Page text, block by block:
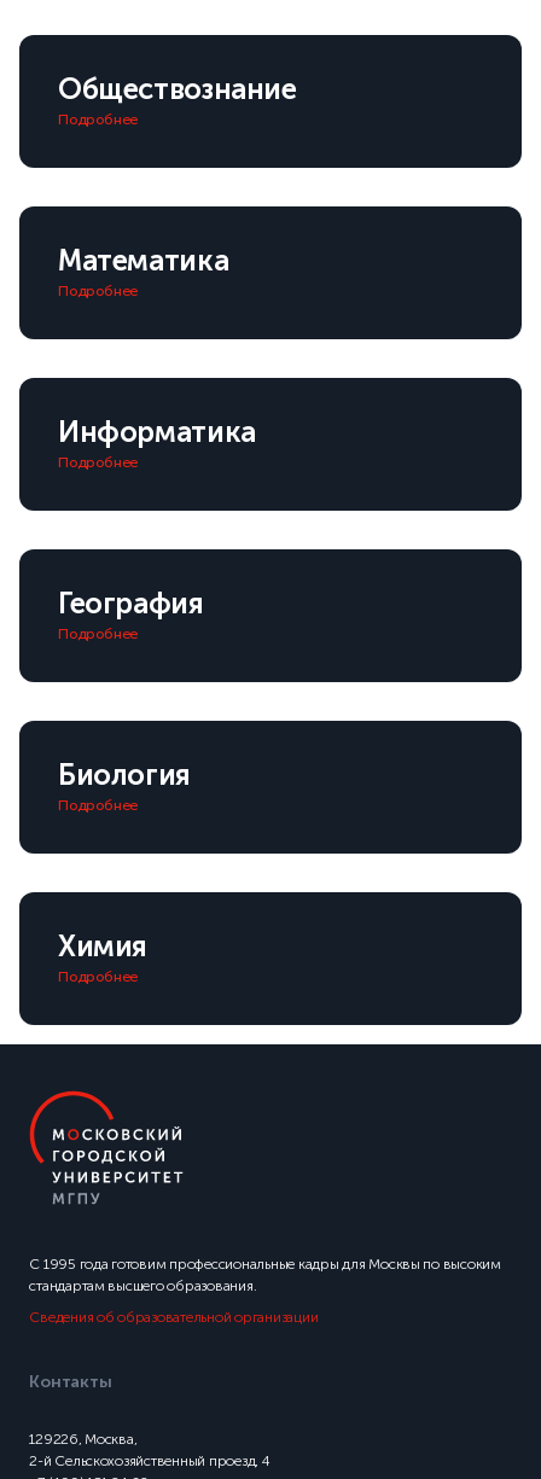
Обществознание
Подробнее
Математика
Подробнее
Информатика
Подробнее
География
Подробнее
Биология
Подробнее
Химия
Подробнее
С 1995 года готовим профессиональные кадры для Москвы по высоким
стандартам высшего образования.
Сведения об образовательной организации
Контакты
129226, Москва,
2-й Сельскохозяйственный проезд, 4